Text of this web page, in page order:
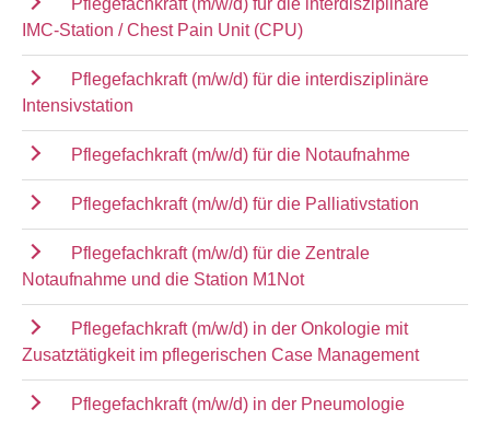
IMC-Station / Chest Pain Unit (CPU)
Pflegefachkraft (m/w/d) für die interdisziplinäre
Intensivstation
Pflegefachkraft (m/w/d) für die Notaufnahme
Pflegefachkraft (m/w/d) für die Palliativstation
Pflegefachkraft (m/w/d) für die Zentrale
Notaufnahme und die Station M1Not
Pflegefachkraft (m/w/d) in der Onkologie mit
Zusatztätigkeit im pflegerischen Case Management
Pflegefachkraft (m/w/d) in der Pneumologie